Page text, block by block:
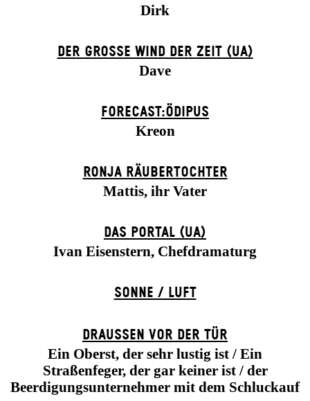
Dirk
DER GROSSE WIND DER ZEIT (UA)
Dave
FORECAST:ÖDIPUS
Kreon
RONJA RÄUBER­TOCHTER
Mattis, ihr Vater
DAS POR­TAL (UA)
Ivan Eisenstern, Chefdramaturg
SONNE / LUFT
DRAUSSEN VOR DER TÜR
Ein Oberst, der sehr lustig ist / Ein
Straßenfeger, der gar keiner ist / der
Beerdigungsunternehmer mit dem Schluckauf